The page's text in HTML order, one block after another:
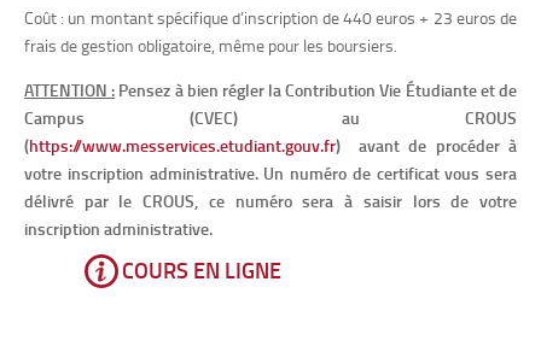
Coût : un montant spécifique d’inscription de 440 euros + 23 euros de
frais de gestion obligatoire, même pour les boursiers.
ATTENTION : Pensez à bien régler la Contribution Vie Étudiante et de
Campus (CVEC) au CROUS
(https://www.messervices.etudiant.gouv.fr) avant de procéder à
votre inscription administrative. Un numéro de certificat vous sera
délivré par le CROUS, ce numéro sera à saisir lors de votre
inscription administrative.
COURS EN LIGNE